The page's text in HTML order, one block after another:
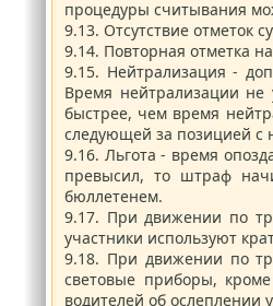
процедуры считывания
9.13. Отсутствие отметок
9.14. Повторная отметка
9.15. Нейтрализация -
Время нейтрализации не
быстрее, чем время
следующей за позицией с
9.16. Льгота - время
превысил, то штраф
бюллетенем.
9.17. При движении по
участники используют
9.18. При движении по
световые приборы,
водителей об ослеплении